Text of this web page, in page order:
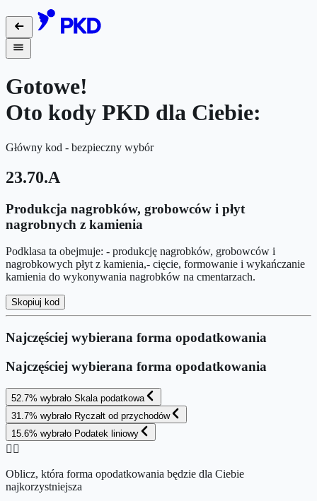
Gotowe!
Oto kody PKD dla Ciebie:
Główny kod - bezpieczny wybór
23.70.A
Produkcja nagrobków, grobowców i płyt
nagrobnych z kamienia
Podklasa ta obejmuje: - produkcję nagrobków, grobowców i
nagrobkowych płyt z kamienia,- cięcie, formowanie i wykańczanie
kamienia do wykonywania nagrobków na cmentarzach.
Skopiuj kod
Najczęściej wybierana forma opodatkowania
Najczęściej wybierana forma opodatkowania
52.7% wybrało Skala podatkowa
31.7% wybrało Ryczałt od przychodów
15.6% wybrało Podatek liniowy
👉🏻
Oblicz, która forma opodatkowania będzie dla Ciebie
najkorzystniejsza